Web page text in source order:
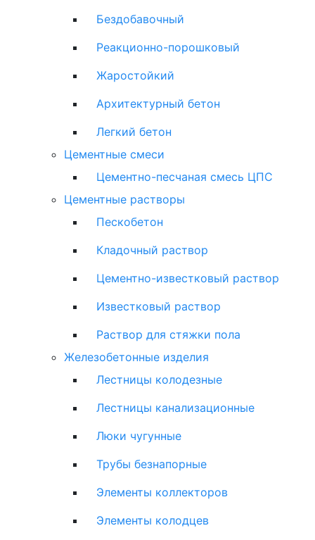
Бездобавочный
Реакционно-порошковый
Жаростойкий
Архитектурный бетон
Легкий бетон
Цементные смеси
Цементно-песчаная смесь ЦПС
Цементные растворы
Пескобетон
Кладочный раствор
Цементно-известковый раствор
Известковый раствор
Раствор для стяжки пола
Железобетонные изделия
Лестницы колодезные
Лестницы канализационные
Люки чугунные
Трубы безнапорные
Элементы коллекторов
Элементы колодцев